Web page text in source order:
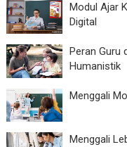
Modul Ajar
Digital
Peran Guru
Humanistik
Menggali
Menggali